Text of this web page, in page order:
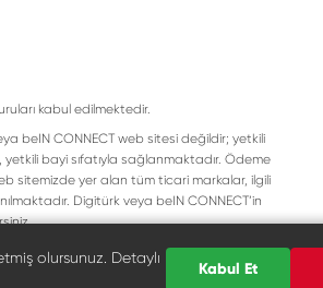
kabul edilmektedir.
beIN CONNECT web sitesi değildir; yetkili
yetkili bayi sıfatıyla sağlanmaktadır. Ödeme
sitemizde yer alan tüm ticari markalar, ilgili
Digitürk veya beIN CONNECT’in
olursunuz. Detaylı
Kabul Et